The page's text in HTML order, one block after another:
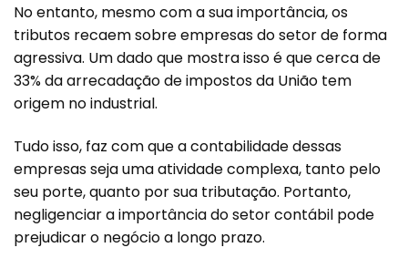
No entanto, mesmo com a sua importância, os
tributos recaem sobre empresas do setor de forma
agressiva. Um dado que mostra isso é que cerca de
33% da arrecadação de impostos da União tem
origem no industrial.
Tudo isso, faz com que a contabilidade dessas
empresas seja uma atividade complexa, tanto pelo
seu porte, quanto por sua tributação. Portanto,
negligenciar a importância do setor contábil pode
prejudicar o negócio a longo prazo.